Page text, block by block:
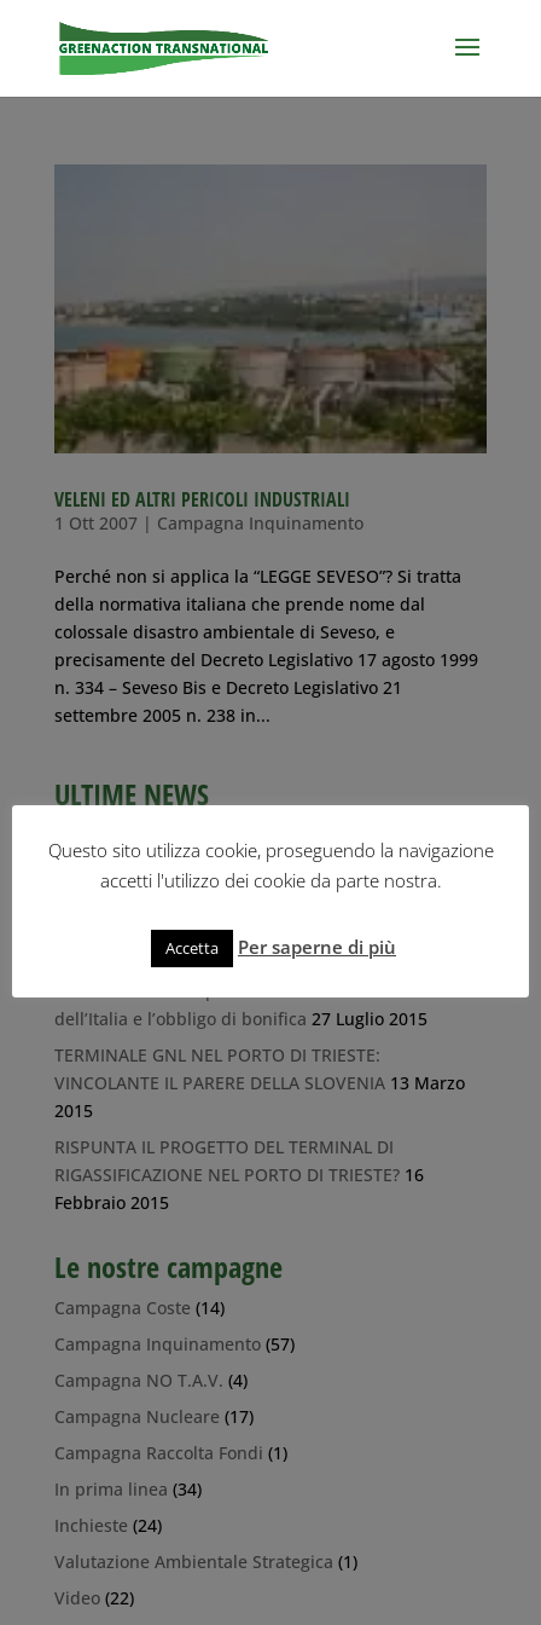
VELENI ED ALTRI PERICOLI INDUSTRIALI
1 Ott 2007| Campagna Inquinamento
Perché non si applica la “LEGGE SEVESO”? Si tratta
della normativa italiana che prende nome dal
colossale disastro ambientale di Seveso, e
precisamente del Decreto Legislativo 17 agosto 1999
n. 334 – Seveso Bis e Decreto Legislativo 21
settembre 2005 n. 238 in...
ULTIME NEWS
26 Ottobre 2023
Il libro-inchiesta “Tracce di legalità” di Roberto
1 Ottobre 2019
Discarica Marina di Porto San Rocco (Muggia): la
dell’Italia e l’obbligo di bonifica 27 Luglio 2015
TERMINALE GNL NEL PORTO DI TRIESTE:
VINCOLANTE IL PARERE DELLA SLOVENIA 13 Marzo
2015
RISPUNTA IL PROGETTO DEL TERMINAL DI
RIGASSIFICAZIONE NEL PORTO DI TRIESTE? 16
Febbraio 2015
Le nostre campagne
Campagna Coste (14)
Campagna Inquinamento(57)
Campagna NO T.A.V. (4)
Campagna Nucleare (17)
Campagna Raccolta Fondi (1)
In prima linea (34)
Inchieste (24)
Valutazione Ambientale Strategica (1)
Video(22)
Questo sito utilizza cookie, proseguendo la navigazione
accetti l'utilizzo dei cookie da parte nostra.
Accetta Per saperne di più